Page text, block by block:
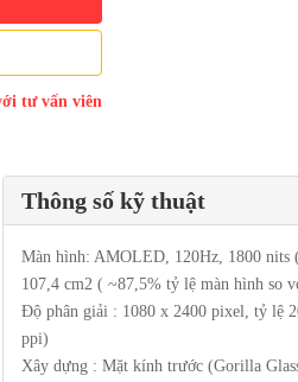
tư vấn viên
Thông số kỹ thuật
Màn hình: AMOLED, 120Hz, 1800 nits
107,4 cm2 ( ~87,5% tỷ lệ màn hình so
Độ phân giải : 1080 x 2400 pixel, tỷ lệ
ppi)
Xây dựng : Mặt kính trước (Gorilla